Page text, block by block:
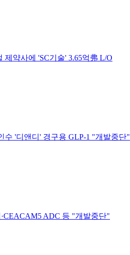
제약사에 'SC기술' 3.65억弗 L/O
수 '디앤디' 경구용 GLP-1 "개발중단"
ADC 등 "개발중단"